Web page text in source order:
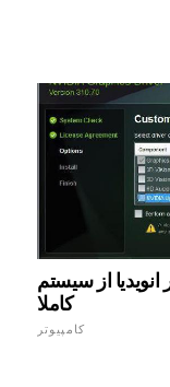
از سیستم
کاملا
کامپیوتر